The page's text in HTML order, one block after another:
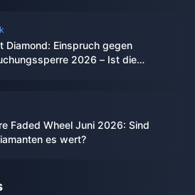
Diamond: Einspruch gegen
2026 – Ist die
Faded Wheel Juni 2026: Sind
es wert?